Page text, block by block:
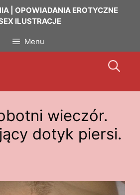
| OPOWIADANIA EROTYCZNE
ILUSTRACJE
Menu
wieczór.
dotyk piersi.